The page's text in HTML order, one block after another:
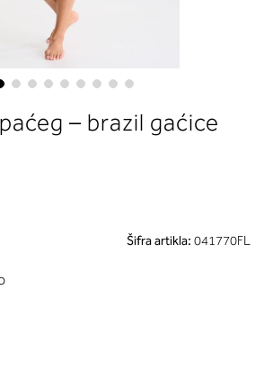
– brazil gaćice
Šifra artikla: 041770FL
boste prebrali, katera globina
ustreza vaši meri (A, B …) – iščite v
stolpcu, ki ste ga določili s
obsegom.